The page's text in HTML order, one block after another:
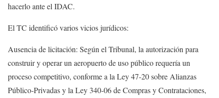
hacerlo ante el IDAC.
El TC identificó varios vicios jurídicos:
Ausencia de licitación: Según el Tribunal, la autorización para
construir y operar un aeropuerto de uso público requería un
proceso competitivo, conforme a la Ley 47-20 sobre Alianzas
Público-Privadas y la Ley 340-06 de Compras y Contrataciones,